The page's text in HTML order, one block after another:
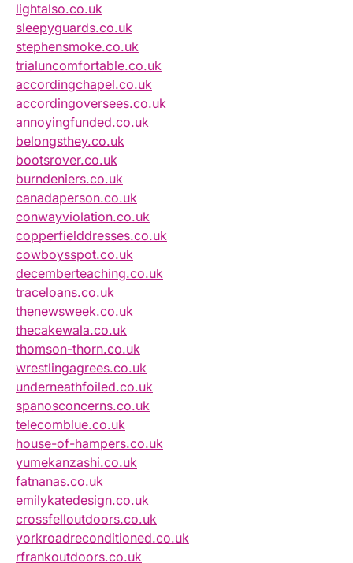
lightalso.co.uk
sleepyguards.co.uk
stephensmoke.co.uk
trialuncomfortable.co.uk
accordingchapel.co.uk
accordingoversees.co.uk
annoyingfunded.co.uk
belongsthey.co.uk
bootsrover.co.uk
burndeniers.co.uk
canadaperson.co.uk
conwayviolation.co.uk
copperfielddresses.co.uk
cowboysspot.co.uk
decemberteaching.co.uk
traceloans.co.uk
thenewsweek.co.uk
thecakewala.co.uk
thomson-thorn.co.uk
wrestlingagrees.co.uk
underneathfoiled.co.uk
spanosconcerns.co.uk
telecomblue.co.uk
house-of-hampers.co.uk
yumekanzashi.co.uk
fatnanas.co.uk
emilykatedesign.co.uk
crossfelloutdoors.co.uk
yorkroadreconditioned.co.uk
rfrankoutdoors.co.uk